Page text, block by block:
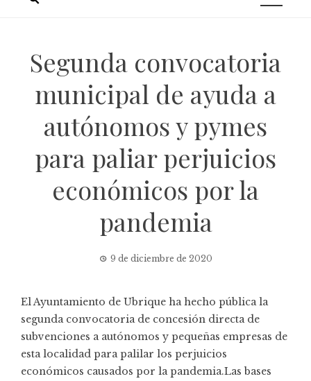
Segunda convocatoria
municipal de ayuda a
autónomos y pymes
para paliar perjuicios
económicos por la
pandemia
9 de diciembre de 2020
El Ayuntamiento de Ubrique ha hecho pública la
segunda convocatoria de concesión directa de
subvenciones a autónomos y pequeñas empresas de
esta localidad para palilar los perjuicios
económicos causados por la pandemia.Las bases